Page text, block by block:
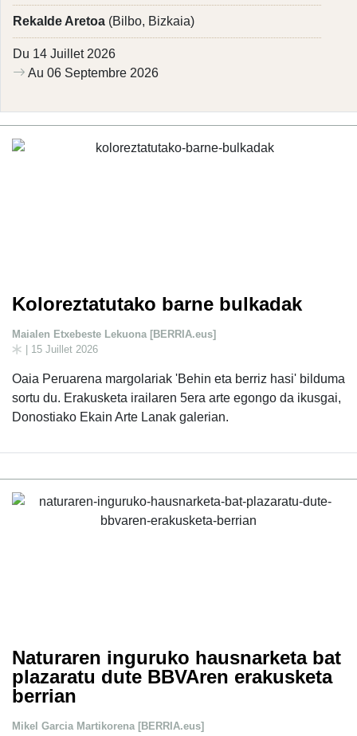
Rekalde Aretoa (Bilbo, Bizkaia)
Du 14 Juillet 2026
Au 06 Septembre 2026
Koloreztatutako barne bulkadak
Maialen Etxebeste Lekuona [BERRIA.eus]
| 15 Juillet 2026
Oaia Peruarena margolariak 'Behin eta berriz hasi' bilduma
sortu du. Erakusketa irailaren 5era arte egongo da ikusgai,
Donostiako Ekain Arte Lanak galerian.
Naturaren inguruko hausnarketa bat
plazaratu dute BBVAren erakusketa
berrian
Mikel Garcia Martikorena [BERRIA.eus]